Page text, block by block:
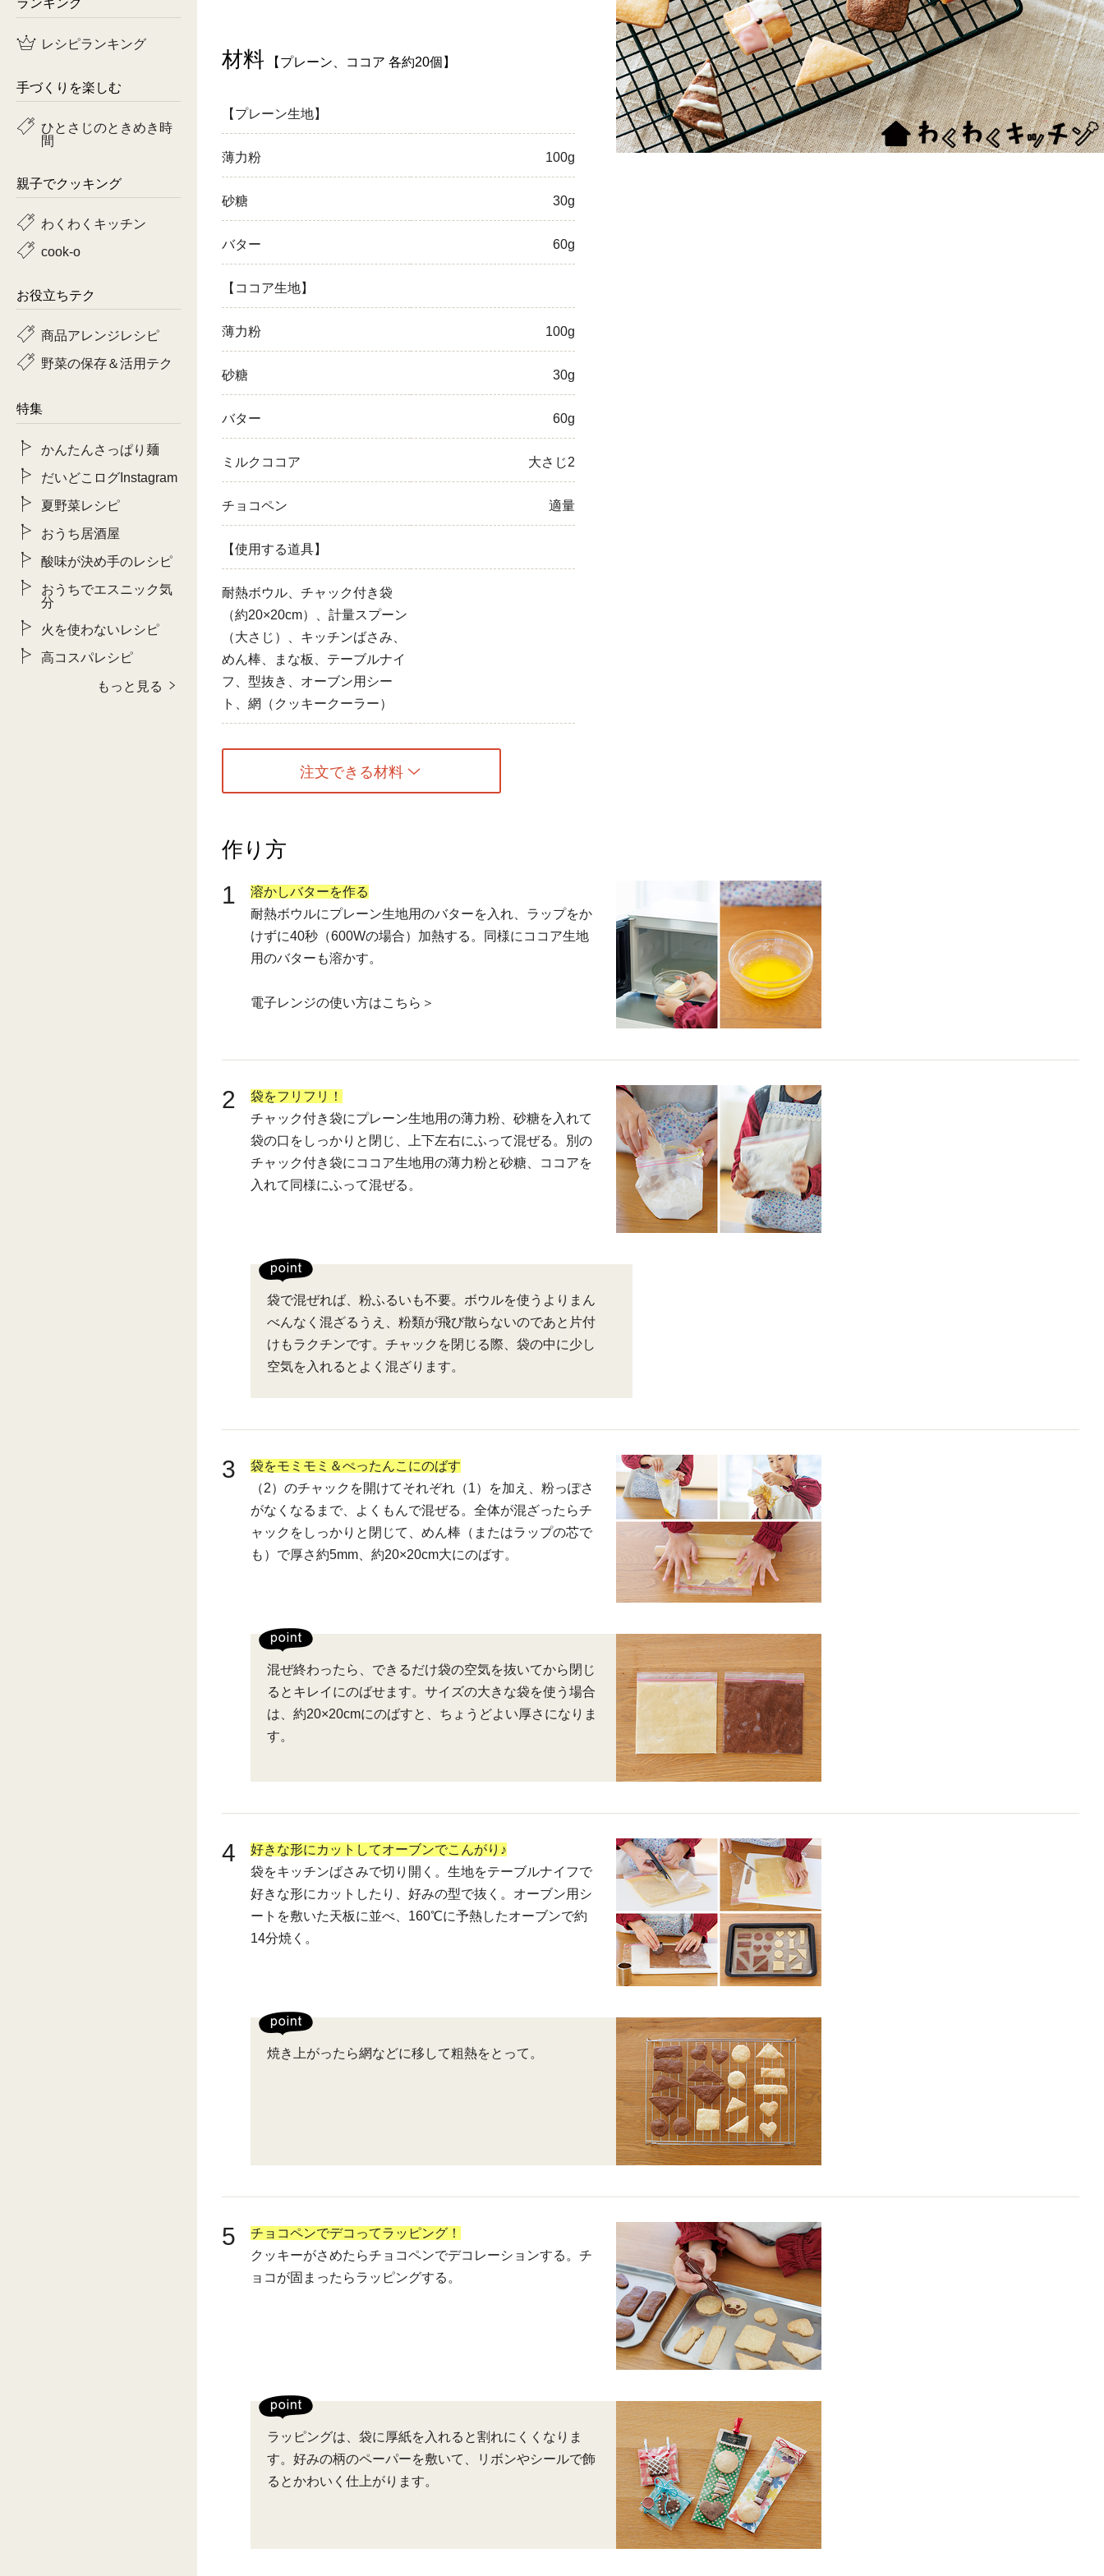
材料 【プレーン、ココア 各約20個】
【プレーン生地】
薄力粉 100g
砂糖 30g
バター 60g
【ココア生地】
薄力粉 100g
砂糖 30g
バター 60g
ミルクココア 大さじ2
チョコペン 適量
【使用する道具】
耐熱ボウル、チャック付き袋
（約20×20cm）、計量スプーン
（大さじ）、キッチンばさみ、
めん棒、まな板、テーブルナイ
フ、型抜き、オーブン用シー
ト、網（クッキークーラー）
注文できる材料
作り方
1
溶かしバターを作る
耐熱ボウルにプレーン生地用のバターを入れ、ラップをか
けずに40秒（600Wの場合）加熱する。同様にココア生地
用のバターも溶かす。
電子レンジの使い方はこちら＞
2
袋をフリフリ！
チャック付き袋にプレーン生地用の薄力粉、砂糖を入れて
袋の口をしっかりと閉じ、上下左右にふって混ぜる。別の
チャック付き袋にココア生地用の薄力粉と砂糖、ココアを
入れて同様にふって混ぜる。
袋で混ぜれば、粉ふるいも不要。ボウルを使うよりまん
べんなく混ざるうえ、粉類が飛び散らないのであと片付
けもラクチンです。チャックを閉じる際、袋の中に少し
空気を入れるとよく混ざります。
3
袋をモミモミ＆ぺったんこにのばす
（2）のチャックを開けてそれぞれ（1）を加え、粉っぽさ
がなくなるまで、よくもんで混ぜる。全体が混ざったらチ
ャックをしっかりと閉じて、めん棒（またはラップの芯で
も）で厚さ約5mm、約20×20cm大にのばす。
混ぜ終わったら、できるだけ袋の空気を抜いてから閉じ
るとキレイにのばせます。サイズの大きな袋を使う場合
は、約20×20cmにのばすと、ちょうどよい厚さになりま
す。
4
好きな形にカットしてオーブンでこんがり♪
袋をキッチンばさみで切り開く。生地をテーブルナイフで
好きな形にカットしたり、好みの型で抜く。オーブン用シ
ートを敷いた天板に並べ、160℃に予熱したオーブンで約
14分焼く。
焼き上がったら網などに移して粗熱をとって。
5
チョコペンでデコってラッピング！
クッキーがさめたらチョコペンでデコレーションする。チ
ョコが固まったらラッピングする。
ラッピングは、袋に厚紙を入れると割れにくくなりま
す。好みの柄のペーパーを敷いて、リボンやシールで飾
るとかわいく仕上がります。
魚 アスパラガス
レシピランキング
手づくりを楽しむ
ひとさじのときめき時
間
親子でクッキング
わくわくキッチン
cook-o
お役立ちテク
商品アレンジレシピ
野菜の保存＆活用テク
特集
かんたんさっぱり麺
だいどこログInstagram
夏野菜レシピ
おうち居酒屋
酸味が決め手のレシピ
おうちでエスニック気
分
火を使わないレシピ
高コスパレシピ
もっと見る